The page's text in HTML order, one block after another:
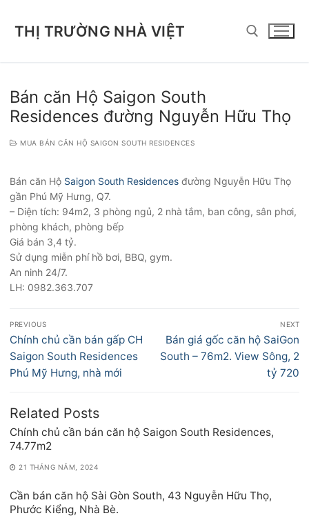
THỊ TRƯỜNG NHÀ VIỆT
Bán căn Hộ Saigon South
Residences đường Nguyễn Hữu Thọ
MUA BÁN CĂN HỘ SAIGON SOUTH RESIDENCES
Bán căn Hộ Saigon South Residences đường Nguyễn Hữu Thọ
gần Phú Mỹ Hưng, Q7.
– Diện tích: 94m2, 3 phòng ngủ, 2 nhà tắm, ban công, sân phơi,
phòng khách, phòng bếp
Giá bán 3,4 tỷ.
Sử dụng miễn phí hồ bơi, BBQ, gym.
An ninh 24/7.
LH: 0982.363.707
Điều
hướng
bài
viết
PREVIOUS
Previous
post:
Chính chủ cần bán gấp CH
Saigon South Residences
Phú Mỹ Hưng, nhà mới
NEXT
Next
post:
Bán giá gốc căn hộ SaiGon
South – 76m2. View Sông, 2
tỷ 720
Related Posts
Chính chủ cần bán căn hộ Saigon South Residences,
74.77m2
21 THÁNG NĂM, 2024
Cần bán căn hộ Sài Gòn South, 43 Nguyễn Hữu Thọ,
Phước Kiểng, Nhà Bè.